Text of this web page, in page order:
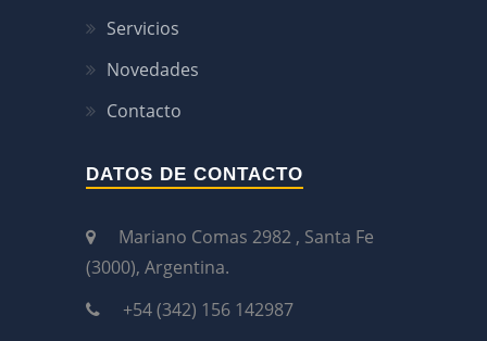
Servicios
Novedades
Contacto
DATOS DE CONTACTO
Mariano Comas 2982 , Santa Fe
(3000), Argentina.
+54 (342) 156 142987